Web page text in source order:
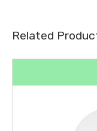
Related